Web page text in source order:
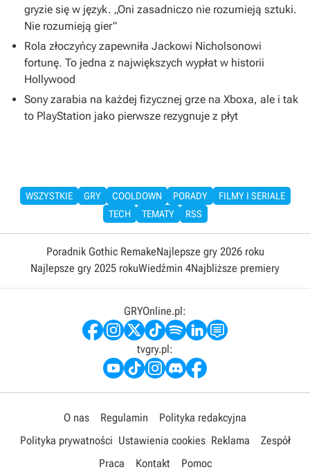
gryzie się w język. „Oni zasadniczo nie rozumieją sztuki.
Nie rozumieją gier”
Rola złoczyńcy zapewniła Jackowi Nicholsonowi
fortunę. To jedna z największych wypłat w historii
Hollywood
Sony zarabia na każdej fizycznej grze na Xboxa, ale i tak
to PlayStation jako pierwsze rezygnuje z płyt
WSZYSTKIE GRY COOLDOWN PORADY
FILMY I SERIALE
TECH
TEMATY RSS
Poradnik Gothic RemakeNajlepsze gry 2026 roku
Najlepsze gry 2025 rokuWiedźmin 4Najbliższe premiery
GRYOnline.pl:
tvgry.pl:
O nas Regulamin
Polityka redakcyjna
Polityka prywatności Ustawienia cookies Reklama
Zespół
Praca
Kontakt Pomoc